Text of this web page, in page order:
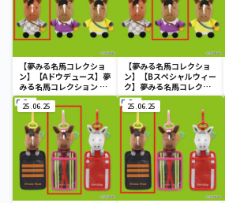
【夢みる名馬コレクショ
ン】【Aドウデュース】夢
みる名馬コレクション マ
スコット②
【夢みる名馬コレクショ
ン】【Bスペシャルウィー
ク】夢みる名馬コレクシ
ョン マスコット②
25.06.25 25.06.25